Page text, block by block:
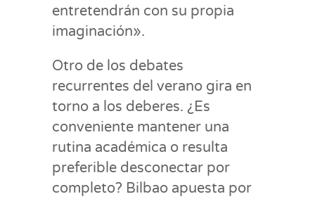
entretendrán con su propia
imaginación».
Otro de los debates
recurrentes del verano gira en
torno a los deberes. ¿Es
conveniente mantener una
rutina académica o resulta
preferible desconectar por
completo? Bilbao apuesta por